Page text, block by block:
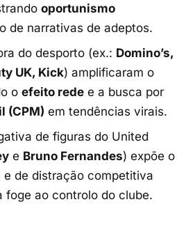
oportunismo
de narrativas de adeptos.
do desporto (ex.: Domino’s,
UK, Kick) amplificaram o
oefeito rede e a busca por
(CPM) em tendências virais.
de figuras do United
e Bruno Fernandes) expõe o
e de distração competitiva
foge ao controlo do clube.